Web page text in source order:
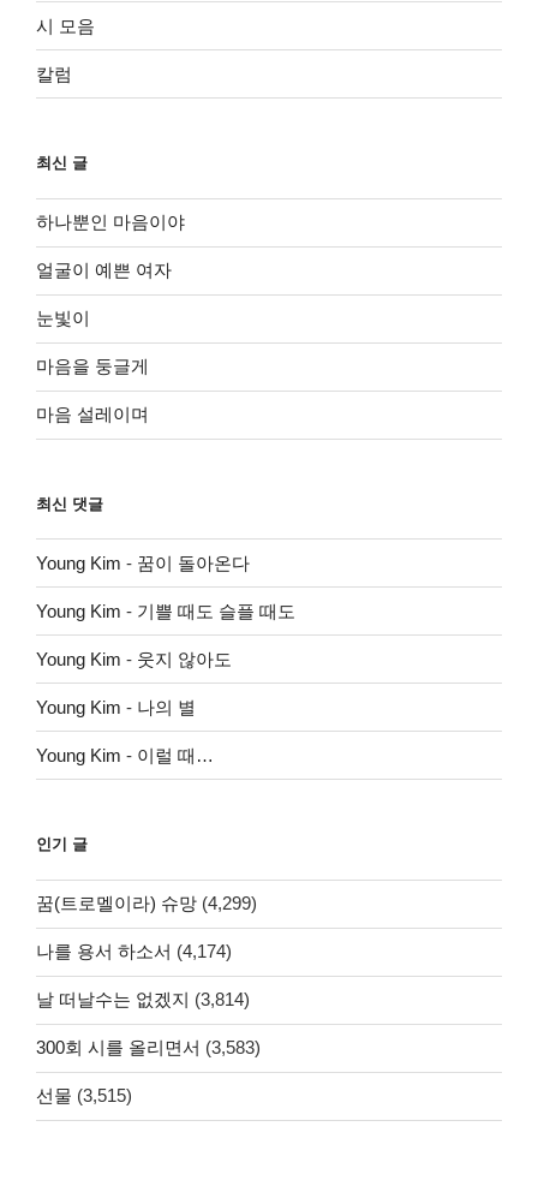
시 모음
칼럼
최신 글
하나뿐인 마음이야
얼굴이 예쁜 여자
눈빛이
마음을 둥글게
마음 설레이며
최신 댓글
Young Kim - 꿈이 돌아온다
Young Kim - 기쁠 때도 슬플 때도
Young Kim - 웃지 않아도
Young Kim - 나의 별
Young Kim - 이럴 때…
인기 글
꿈(트로멜이라) 슈망 (4,299)
나를 용서 하소서 (4,174)
날 떠날수는 없겠지 (3,814)
300회 시를 올리면서 (3,583)
선물 (3,515)